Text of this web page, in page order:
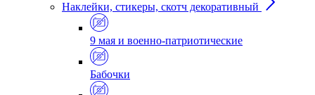
Наклейки, стикеры, скотч декоративный
9 мая и военно-патриотические
Бабочки